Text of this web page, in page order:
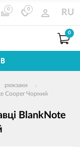
0 0 RU
0
рюкзаки
Cooper Чорний
BlankNote